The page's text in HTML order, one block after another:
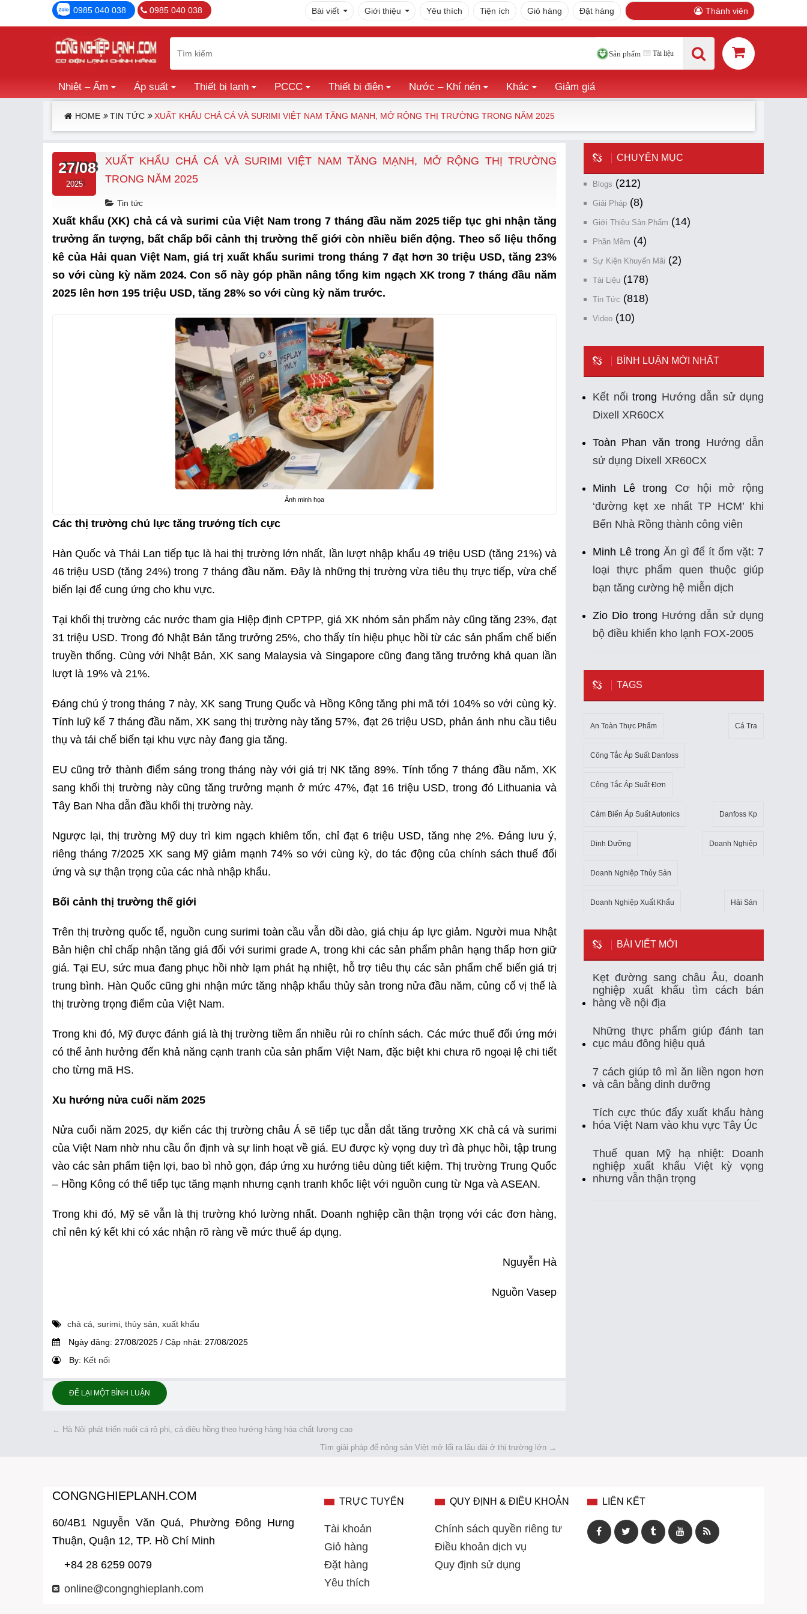
0985 040 038 0985 040 038 Bài viết Giới thiệu Yêu thích Tiện ích Giỏ hàng Đặt hàng Thành viên
Sản phẩm Tài liệu
Nhiệt – Ẩm Áp suất Thiết bị lạnh PCCC Thiết bị điện Nước – Khí nén Khác Giảm giá
HOME TIN TỨC XUẤT KHẨU CHẢ CÁ VÀ SURIMI VIỆT NAM TĂNG MẠNH, MỞ RỘNG THỊ TRƯỜNG TRONG NĂM 2025
27/08
2025
XUẤT KHẨU CHẢ CÁ VÀ SURIMI VIỆT NAM TĂNG MẠNH, MỞ RỘNG THỊ TRƯỜNG
TRONG NĂM 2025
Tin tức
Xuất khẩu (XK) chả cá và surimi của Việt Nam trong 7 tháng đầu năm 2025 tiếp tục ghi nhận tăng
trưởng ấn tượng, bất chấp bối cảnh thị trường thế giới còn nhiều biến động. Theo số liệu thống
kê của Hải quan Việt Nam, giá trị xuất khẩu surimi trong tháng 7 đạt hơn 30 triệu USD, tăng 23%
so với cùng kỳ năm 2024. Con số này góp phần nâng tổng kim ngạch XK trong 7 tháng đầu năm
2025 lên hơn 195 triệu USD, tăng 28% so với cùng kỳ năm trước.
Ảnh minh họa
Các thị trường chủ lực tăng trưởng tích cực
Hàn Quốc và Thái Lan tiếp tục là hai thị trường lớn nhất, lần lượt nhập khẩu 49 triệu USD (tăng 21%) và
46 triệu USD (tăng 24%) trong 7 tháng đầu năm. Đây là những thị trường vừa tiêu thụ trực tiếp, vừa chế
biến lại để cung ứng cho khu vực.
Tại khối thị trường các nước tham gia Hiệp định CPTPP, giá XK nhóm sản phẩm này cũng tăng 23%, đạt
31 triệu USD. Trong đó Nhật Bản tăng trưởng 25%, cho thấy tín hiệu phục hồi từ các sản phẩm chế biến
truyền thống. Cùng với Nhật Bản, XK sang Malaysia và Singapore cũng đang tăng trưởng khả quan lần
lượt là 19% và 21%.
Đáng chú ý trong tháng 7 này, XK sang Trung Quốc và Hồng Kông tăng phi mã tới 104% so với cùng kỳ.
Tính luỹ kế 7 tháng đầu năm, XK sang thị trường này tăng 57%, đạt 26 triệu USD, phản ánh nhu cầu tiêu
thụ và tái chế biến tại khu vực này đang gia tăng.
EU cũng trở thành điểm sáng trong tháng này với giá trị NK tăng 89%. Tính tổng 7 tháng đầu năm, XK
sang khối thị trường này cũng tăng trưởng mạnh ở mức 47%, đạt 16 triệu USD, trong đó Lithuania và
Tây Ban Nha dẫn đầu khối thị trường này.
Ngược lại, thị trường Mỹ duy trì kim ngạch khiêm tốn, chỉ đạt 6 triệu USD, tăng nhẹ 2%. Đáng lưu ý,
riêng tháng 7/2025 XK sang Mỹ giảm mạnh 74% so với cùng kỳ, do tác động của chính sách thuế đối
ứng và sự thận trọng của các nhà nhập khẩu.
Bối cảnh thị trường thế giới
Trên thị trường quốc tế, nguồn cung surimi toàn cầu vẫn dồi dào, giá chịu áp lực giảm. Người mua Nhật
Bản hiện chỉ chấp nhận tăng giá đối với surimi grade A, trong khi các sản phẩm phân hạng thấp hơn giữ
giá. Tại EU, sức mua đang phục hồi nhờ lạm phát hạ nhiệt, hỗ trợ tiêu thụ các sản phẩm chế biến giá trị
trung bình. Hàn Quốc cũng ghi nhận mức tăng nhập khẩu thủy sản trong nửa đầu năm, củng cố vị thế là
thị trường trọng điểm của Việt Nam.
Trong khi đó, Mỹ được đánh giá là thị trường tiềm ẩn nhiều rủi ro chính sách. Các mức thuế đối ứng mới
có thể ảnh hưởng đến khả năng cạnh tranh của sản phẩm Việt Nam, đặc biệt khi chưa rõ ngoại lệ chi tiết
cho từng mã HS.
Xu hướng nửa cuối năm 2025
Nửa cuối năm 2025, dự kiến các thị trường châu Á sẽ tiếp tục dẫn dắt tăng trưởng XK chả cá và surimi
của Việt Nam nhờ nhu cầu ổn định và sự linh hoạt về giá. EU được kỳ vọng duy trì đà phục hồi, tập trung
vào các sản phẩm tiện lợi, bao bì nhỏ gọn, đáp ứng xu hướng tiêu dùng tiết kiệm. Thị trường Trung Quốc
– Hồng Kông có thể tiếp tục tăng mạnh nhưng cạnh tranh khốc liệt với nguồn cung từ Nga và ASEAN.
Trong khi đó, Mỹ sẽ vẫn là thị trường khó lường nhất. Doanh nghiệp cần thận trọng với các đơn hàng,
chỉ nên ký kết khi có xác nhận rõ ràng về mức thuế áp dụng.
Nguyễn Hà
Nguồn Vasep
chả cá, surimi, thủy sản, xuất khẩu
Ngày đăng: 27/08/2025 / Cập nhật: 27/08/2025
By: Kết nối
ĐỂ LẠI MỘT BÌNH LUẬN
← Hà Nội phát triển nuôi cá rô phi, cá diêu hồng theo hướng hàng hóa chất lượng cao
Tìm giải pháp để nông sản Việt mở lối ra lâu dài ở thị trường lớn →
CHUYÊN MỤC
Blogs (212)
Giải Pháp (8)
Giới Thiệu Sản Phẩm (14)
Phần Mềm (4)
Sự Kiện Khuyến Mãi (2)
Tài Liệu (178)
Tin Tức (818)
Video (10)
BÌNH LUẬN MỚI NHẤT
Kết nối trong Hướng dẫn sử dụng
Dixell XR60CX
Toàn Phan văn trong Hướng dẫn
sử dụng Dixell XR60CX
Minh Lê trong Cơ hội mở rộng
‘đường kẹt xe nhất TP HCM’ khi
Bến Nhà Rồng thành công viên
Minh Lê trong Ăn gì để ít ốm vặt: 7
loại thực phẩm quen thuộc giúp
bạn tăng cường hệ miễn dịch
Zio Dio trong Hướng dẫn sử dụng
bộ điều khiển kho lạnh FOX-2005
TAGS
An Toàn Thực Phẩm Cá Tra
Công Tắc Áp Suất Danfoss
Công Tắc Áp Suất Đơn
Cảm Biến Áp Suất Autonics Danfoss Kp
Dinh Dưỡng Doanh Nghiệp
Doanh Nghiệp Thủy Sản
Doanh Nghiệp Xuất Khẩu Hải Sản
Kho Lạnh Kim Ngạch Xuất Khẩu Mẹo
Mỹ Ngành Thủy Sản Nhiệt Kế Tự Ghi
Nhập Khẩu Nuôi Trồng Thủy Sản
Tempmate-M1 Theo Dõi Nhiệt Độ
Thị Trường Xuất Khẩu Thủy Sản
Thủy Sản Việt Nam Thủy Sản Xuất Khẩu
Tự Ghi Nhiệt Độ Vasep Việt Nam
BÀI VIẾT MỚI
Kẹt đường sang châu Âu, doanh
nghiệp xuất khẩu tìm cách bán
hàng về nội địa
Những thực phẩm giúp đánh tan
cục máu đông hiệu quả
7 cách giúp tô mì ăn liền ngon hơn
và cân bằng dinh dưỡng
Tích cực thúc đẩy xuất khẩu hàng
hóa Việt Nam vào khu vực Tây Úc
Thuế quan Mỹ hạ nhiệt: Doanh
nghiệp xuất khẩu Việt kỳ vọng
nhưng vẫn thận trọng
CONGNGHIEPLANH.COM
60/4B1 Nguyễn Văn Quá, Phường Đông Hưng
Thuận, Quận 12, TP. Hồ Chí Minh
+84 28 6259 0079
online@congnghieplanh.com
TRỰC TUYẾN
Tài khoản
Giỏ hàng
Đặt hàng
Yêu thích
QUY ĐỊNH & ĐIỀU KHOẢN
Chính sách quyền riêng tư
Điều khoản dịch vụ
Quy định sử dụng
LIÊN KẾT